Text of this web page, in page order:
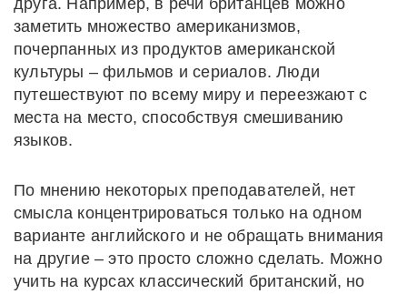
друга. Например, в речи британцев можно
заметить множество американизмов,
почерпанных из продуктов американской
культуры – фильмов и сериалов. Люди
путешествуют по всему миру и переезжают с
места на место, способствуя смешиванию
языков.
По мнению некоторых преподавателей, нет
смысла концентрироваться только на одном
варианте английского и не обращать внимания
на другие – это просто сложно сделать. Можно
учить на курсах классический британский, но